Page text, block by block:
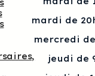
mardi de
mercredi
jeudi de